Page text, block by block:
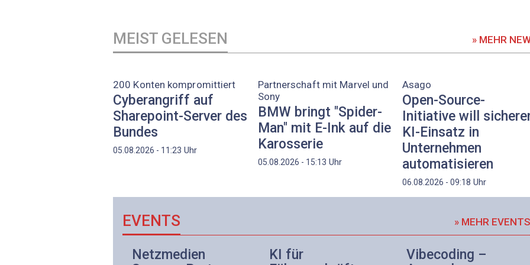
MEIST GELESEN » MEHR
200 Konten kompromittiert
Cyberangriff auf
Sharepoint-Server des
Bundes
05.08.2026 - 11:23 Uhr
Partnerschaft mit Marvel und
Sony
BMW bringt "Spider-
Man" mit E-Ink auf die
Karosserie
05.08.2026 - 15:13 Uhr
Asago
Open-Source-
Initiative will
KI-Einsatz in
Unternehmen
automatisieren
06.08.2026 - 09:18 Uhr
EVENTS » MEHR EVENTS
Netzmedien
KI für
Vibecoding –